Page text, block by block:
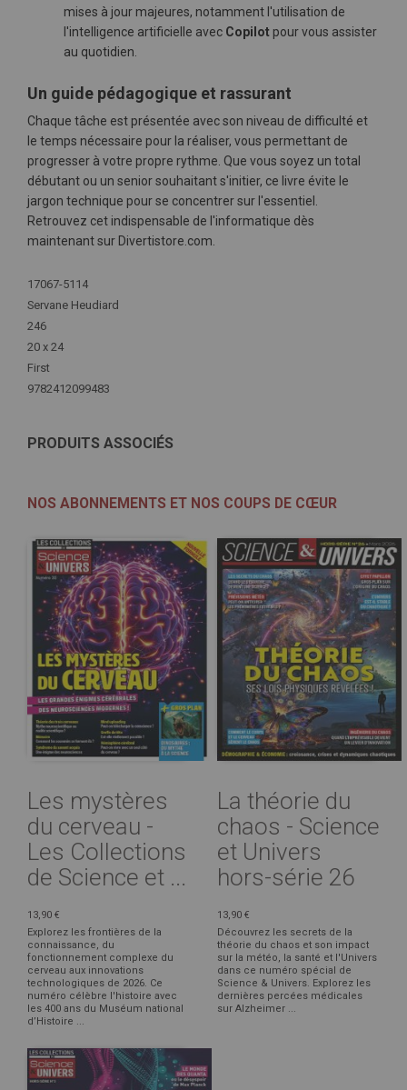
mises à jour majeures, notamment l'utilisation de
l'intelligence artificielle avec Copilot pour vous assister
au quotidien.
Un guide pédagogique et rassurant
Chaque tâche est présentée avec son niveau de difficulté et
le temps nécessaire pour la réaliser, vous permettant de
progresser à votre propre rythme. Que vous soyez un total
débutant ou un senior souhaitant s'initier, ce livre évite le
jargon technique pour se concentrer sur l'essentiel.
Retrouvez cet indispensable de l'informatique dès
maintenant sur Divertistore.com.
Plus
d'infos
17067-5114
Servane Heudiard
246
20 x 24
First
9782412099483
PRODUITS ASSOCIÉS
NOS ABONNEMENTS ET NOS COUPS DE CŒUR
Les mystères
du cerveau -
Les Collections
de Science et ...
13,90 €
Explorez les frontières de la
connaissance, du
fonctionnement complexe du
cerveau aux innovations
technologiques de 2026. Ce
numéro célèbre l'histoire avec
les 400 ans du Muséum national
d’Histoire ...
La théorie du
chaos - Science
et Univers
hors-série 26
13,90 €
Découvrez les secrets de la
théorie du chaos et son impact
sur la météo, la santé et l'Univers
dans ce numéro spécial de
Science & Univers. Explorez les
dernières percées médicales
sur Alzheimer ...